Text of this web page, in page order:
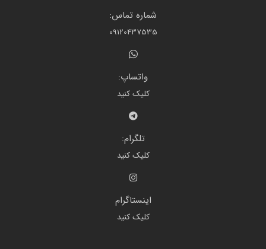
شماره تماس:
09120437535
واتساپ:
کلیک کنید
تلگرام:
کلیک کنید
اینستاگرام
کلیک کنید